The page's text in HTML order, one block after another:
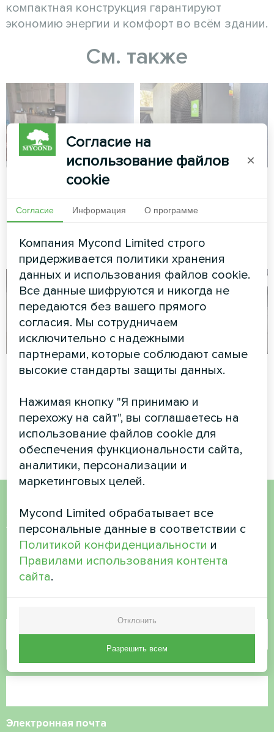
компактная конструкция гарантируют
экономию энергии и комфорт во всём здании.
См. также
Апартаменты
Художественное
оформление
серии Glass
Тепловой насос Mycond
Частный дом
оформление
вентиляторного доводчика
серии Glass
Торговый центр
серии MCU
Хотите купить или у вас
есть вопросы?
Свяжитесь с нами, и мы поможем вам
Номер телефона
Электронная почта
Согласие на
использование файлов
cookie
×
Согласие Информация О программе
Компания Mycond Limited строго
придерживается политики хранения
данных и использования файлов cookie.
Все данные шифруются и никогда не
передаются без вашего прямого
согласия. Мы сотрудничаем
исключительно с надежными
партнерами, которые соблюдают самые
высокие стандарты защиты данных.
Нажимая кнопку "Я принимаю и
перехожу на сайт", вы соглашаетесь на
использование файлов cookie для
обеспечения функциональности сайта,
аналитики, персонализации и
маркетинговых целей.
Mycond Limited обрабатывает все
персональные данные в соответствии с
Политикой конфиденциальности и
Правилами использования контента
сайта.
Отклонить
Разрешить всем